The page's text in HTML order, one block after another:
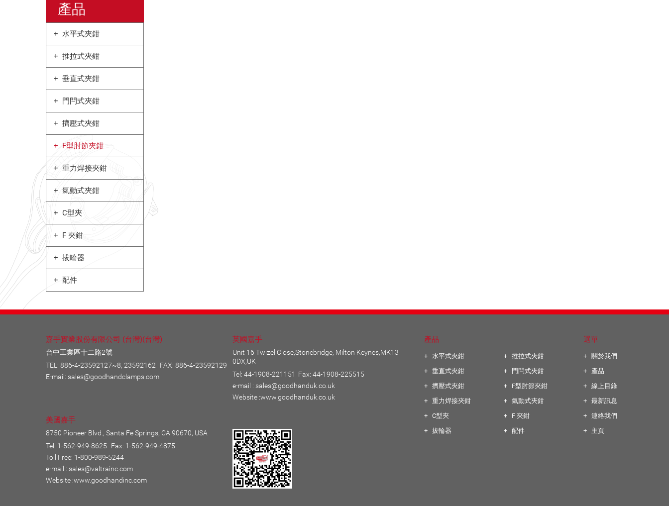
產品
水平式夾鉗
推拉式夾鉗
垂直式夾鉗
門閂式夾鉗
擠壓式夾鉗
F型肘節夾鉗
重力焊接夾鉗
氣動式夾鉗
C型夾
F 夾鉗
拔輪器
配件
產品
水平式夾鉗
推拉式夾鉗
垂直式夾鉗
門閂式夾鉗
擠壓式夾鉗
F型肘節夾鉗
重力焊接夾鉗
氣動式夾鉗
C型夾
F 夾鉗
拔輪器
配件
選單
關於我們
產品
線上目錄
最新訊息
連絡我們
主頁
嘉手實業股份有限公司 (台灣)(台灣)
台中工業區十二路2號
TEL: 886-4-23592127~8, 23592162
FAX: 886-4-23592129
E-mail: sales@goodhandclamps.com
英國嘉手
Unit 16 Twizel Close,Stonebridge, Milton Keynes,MK13
0DX,UK
Tel: 44-1908-221151 Fax: 44-1908-225515
e-mail : sales@goodhanduk.co.uk
Website :www.goodhanduk.co.uk
美國嘉手
8750 Pioneer Blvd., Santa Fe Springs, CA 90670, USA
Tel: 1-562-949-8625
Fax: 1-562-949-4875
Toll Free: 1-800-989-5244
e-mail : sales@valtrainc.com
Website :www.goodhandinc.com